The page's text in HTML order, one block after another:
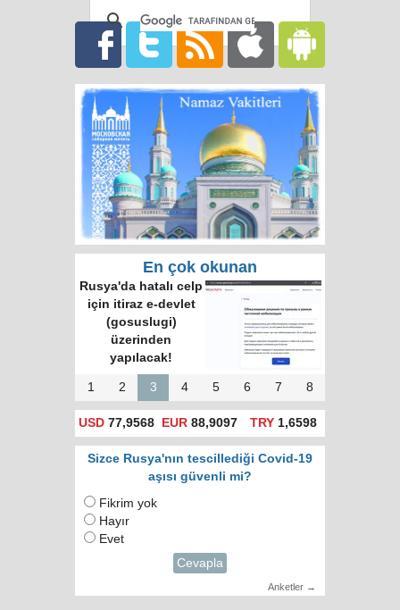
En çok okunan
Rusya'da hatalı celp
için itiraz e-devlet
(gosuslugi)
üzerinden
yapılacak!
1 2 3 4 5 6 7 8
USD 77,9568 EUR 88,9097 TRY1,6598
Sizce Rusya'nın tescillediği Covid-19
aşısı güvenli mi?
Fikrim yok
Hayır
Evet
Cevapla
Anketler →